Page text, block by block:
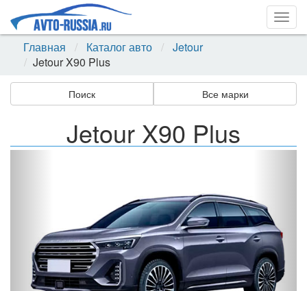
Главная
Каталог авто
Jetour
Jetour X90 Plus
Поиск Все марки
Jetour X90 Plus